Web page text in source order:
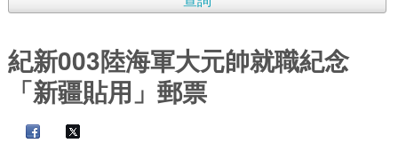
紀新003陸海軍大元帥就職紀念
「新疆貼用」郵票